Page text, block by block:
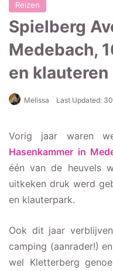
Reizen
Spielberg
Medebach,
en klauteren
Melissa Last Updated:
Vorig jaar waren
Hasenkammer in
één van de heuvels
uitkeken druk werd
en klauterpark.
Ook dit jaar
camping (aanrader!)
wel Kletterberg